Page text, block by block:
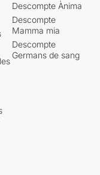
Descompte Ànima
Descompte
Mamma mia
Descompte
Germans de sang